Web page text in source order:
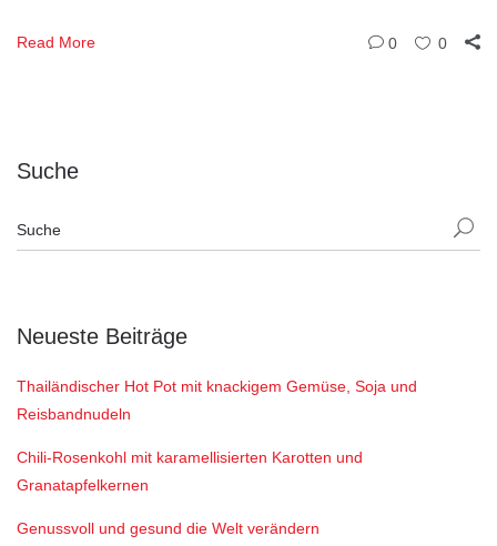
Read More 0 0
Suche
Neueste Beiträge
Thailändischer Hot Pot mit knackigem Gemüse, Soja und
Reisbandnudeln
Chili-Rosenkohl mit karamellisierten Karotten und
Granatapfelkernen
Genussvoll und gesund die Welt verändern